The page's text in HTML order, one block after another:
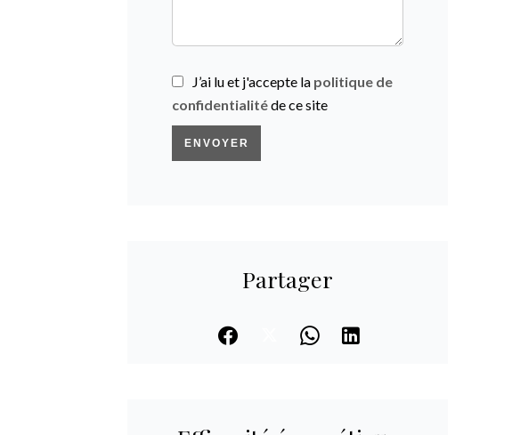
J’ai lu et j'accepte la politique de
confidentialitéde ce site
ENVOYER
Partager